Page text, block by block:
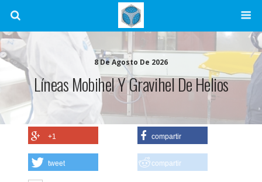
8 De Agosto De 2026
Líneas Mobihel Y Gravihel De Helios
+1 compartir
tweet compartir